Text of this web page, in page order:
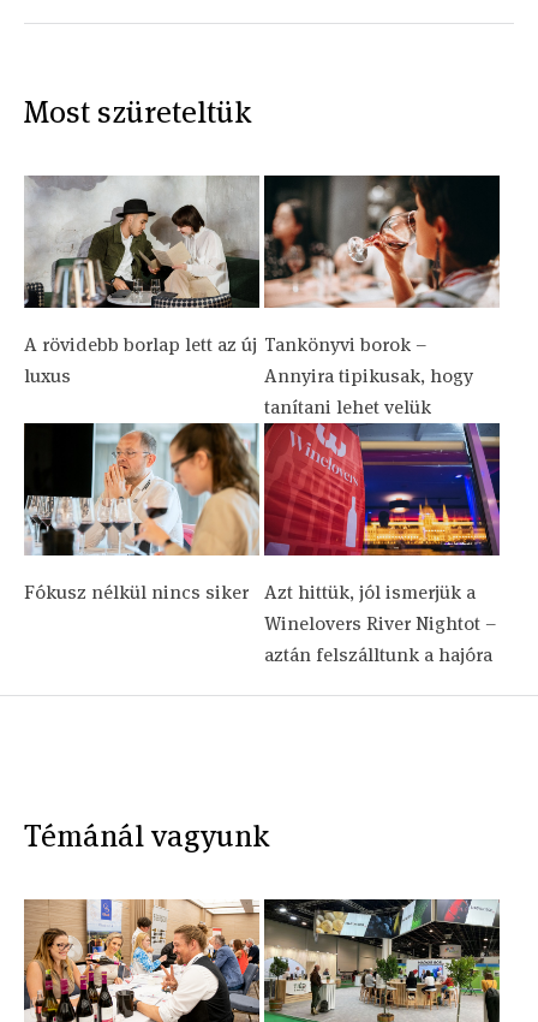
Most szüreteltük
A rövidebb borlap lett az új
luxus
Tankönyvi borok –
Annyira tipikusak, hogy
tanítani lehet velük
Fókusz nélkül nincs siker
Azt hittük, jól ismerjük a
Winelovers River Nightot –
aztán felszálltunk a hajóra
Témánál vagyunk